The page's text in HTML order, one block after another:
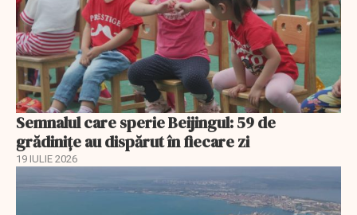
Semnalul care sperie Beijingul: 59 de
grădinițe au dispărut în fiecare zi
19 IULIE 2026